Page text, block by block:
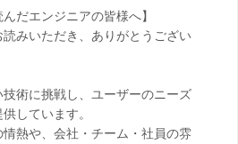
だエンジニアの皆様へ】
みいただき、ありがとうござい
術に挑戦し、ユーザーのニーズ
しています。
熱や、会社・チーム・社員の雰